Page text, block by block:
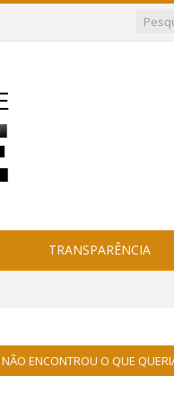
TRANSPARÊNCIA
NÃO ENCONTROU O QUE